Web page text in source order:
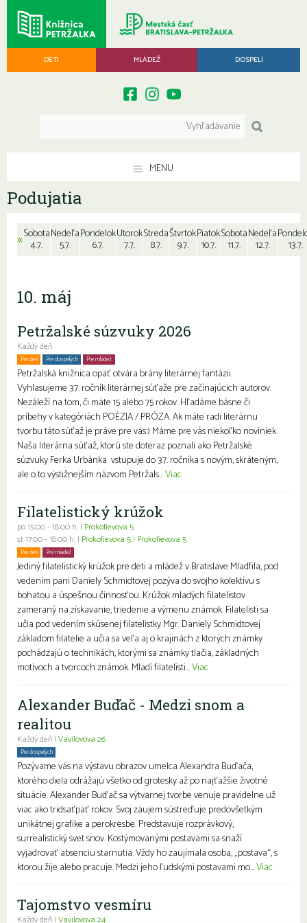
DETI MLÁDEŽ DOSPELÍ
MENU
Podujatia
«Sobota
4.7.
Nedeľa
5.7.
Pondelok
6.7.
Utorok
7.7.
Streda
8.7.
Štvrtok
9.7.
Piatok
10.7.
Sobota
11.7.
Nedeľa
12.7. 13.7.
10. máj
Petržalské súzvuky 2026
Každý deň
Pre deti Pre dospelých Pre mládež
Petržalská knižnica opäť otvára brány literárnej fantázii.
Vyhlasujeme 37. ročník literárnej súťaže pre začínajúcich autorov.
Nezáleží na tom, či máte 15 alebo 75 rokov. Hľadáme básne či
príbehy v kategóriách POÉZIA / PRÓZA. Ak máte radi literárnu
tvorbu táto súťaž je práve pre vás:) Máme pre vás niekoľko noviniek.
Naša literárna súťaž, ktorú ste doteraz poznali ako Petržalské
súzvuky Ferka Urbánka vstupuje do 37. ročníka s novým, skráteným,
ale o to výstižnejším názvom Petržals...Viac
Filatelistický krúžok
po 15:00 - 18:00 h. | Prokofievova 5
st 17:00 - 18:00 h. | Prokofievova 5 | Prokofievova 5
Pre deti Pre mládež
Jediný filatelistický krúžok pre deti a mládež v Bratislave Mladfila, pod
vedením pani Daniely Schmidtovej pozýva do svojho kolektívu s
bohatou a úspešnou činnosťou. Krúžok mladých filatelistov
zameraný na získavanie, triedenie a výmenu známok. Filatelisti sa
učia pod vedením skúsenej filatelistky Mgr. Daniely Schmidtovej
základom filatelie a učia sa veľa aj o krajinách z ktorých známky
pochádzajú o technikách, ktorými sa známky tlačia, základných
motívoch a tvorcoch známok. Mladí filatelisti...Viac
Alexander Buďač - Medzi snom a
realitou
Každý deň | Vavilovova 26
Pre dospelých
Pozývame vás na výstavu obrazov umelca Alexandra Buďača,
ktorého diela odrážajú všetko od grotesky až po najťažšie životné
situácie. Alexander Buďač sa výtvarnej tvorbe venuje pravidelne už
viac ako tridsaťpäť rokov. Svoj záujem sústreďuje predovšetkým
unikátnej grafike a perokresbe. Predstavuje rozprávkový,
surrealistický svet snov. Kostýmovanými postavami sa snaží
vyjadrovať absenciu starnutia. Vždy ho zaujímala osoba, „postava“, s
ktorou žije alebo pracuje. Medzi jeho ľudskými postavami mo...Viac
Tajomstvo vesmíru